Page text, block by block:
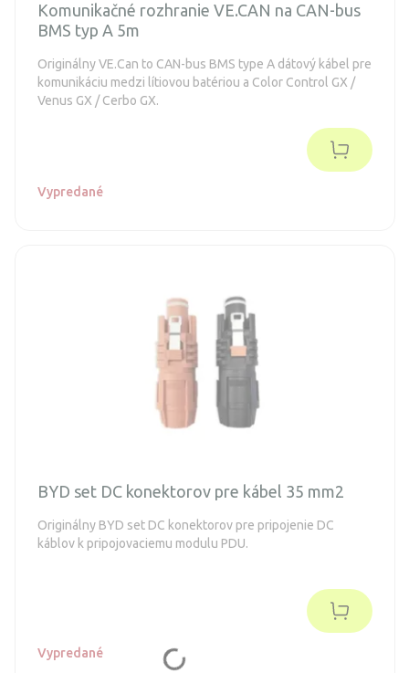
Komunikačné rozhranie VE.CAN na CAN-bus
BMS typ A 5m
Originálny VE.Can to CAN-bus BMS type A dátový kábel pre
komunikáciu medzi lítiovou batériou a Color Control GX /
Venus GX / Cerbo GX.
Vypredané
BYD set DC konektorov pre kábel 35 mm2
Originálny BYD set DC konektorov pre pripojenie DC
káblov k pripojovaciemu modulu PDU.
Vypredané